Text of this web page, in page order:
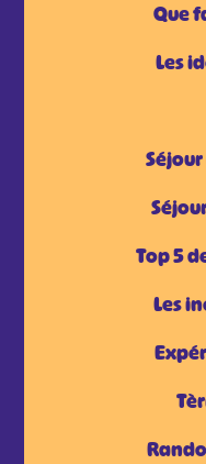
Que
Les
Top 5
Les